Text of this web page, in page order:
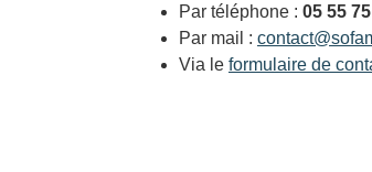
Par téléphone : 05 55
Par mail :
Via le formulaire de